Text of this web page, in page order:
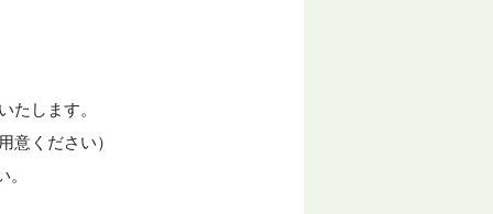
たします。
意ください）